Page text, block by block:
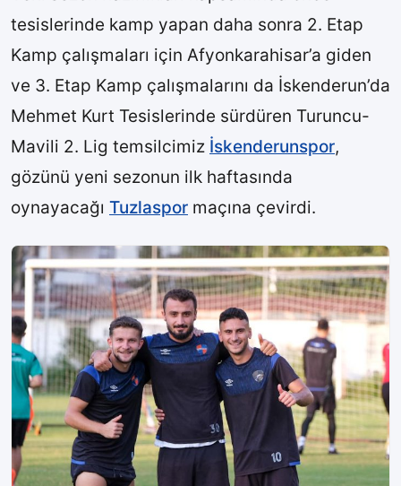
tesislerinde kamp yapan daha sonra 2. Etap
Kamp çalışmaları için Afyonkarahisar’a giden
ve 3. Etap Kamp çalışmalarını da İskenderun’da
Mehmet Kurt Tesislerinde sürdüren Turuncu-
Mavili 2. Lig temsilcimiz İskenderunspor,
gözünü yeni sezonun ilk haftasında
oynayacağı Tuzlaspor maçına çevirdi.